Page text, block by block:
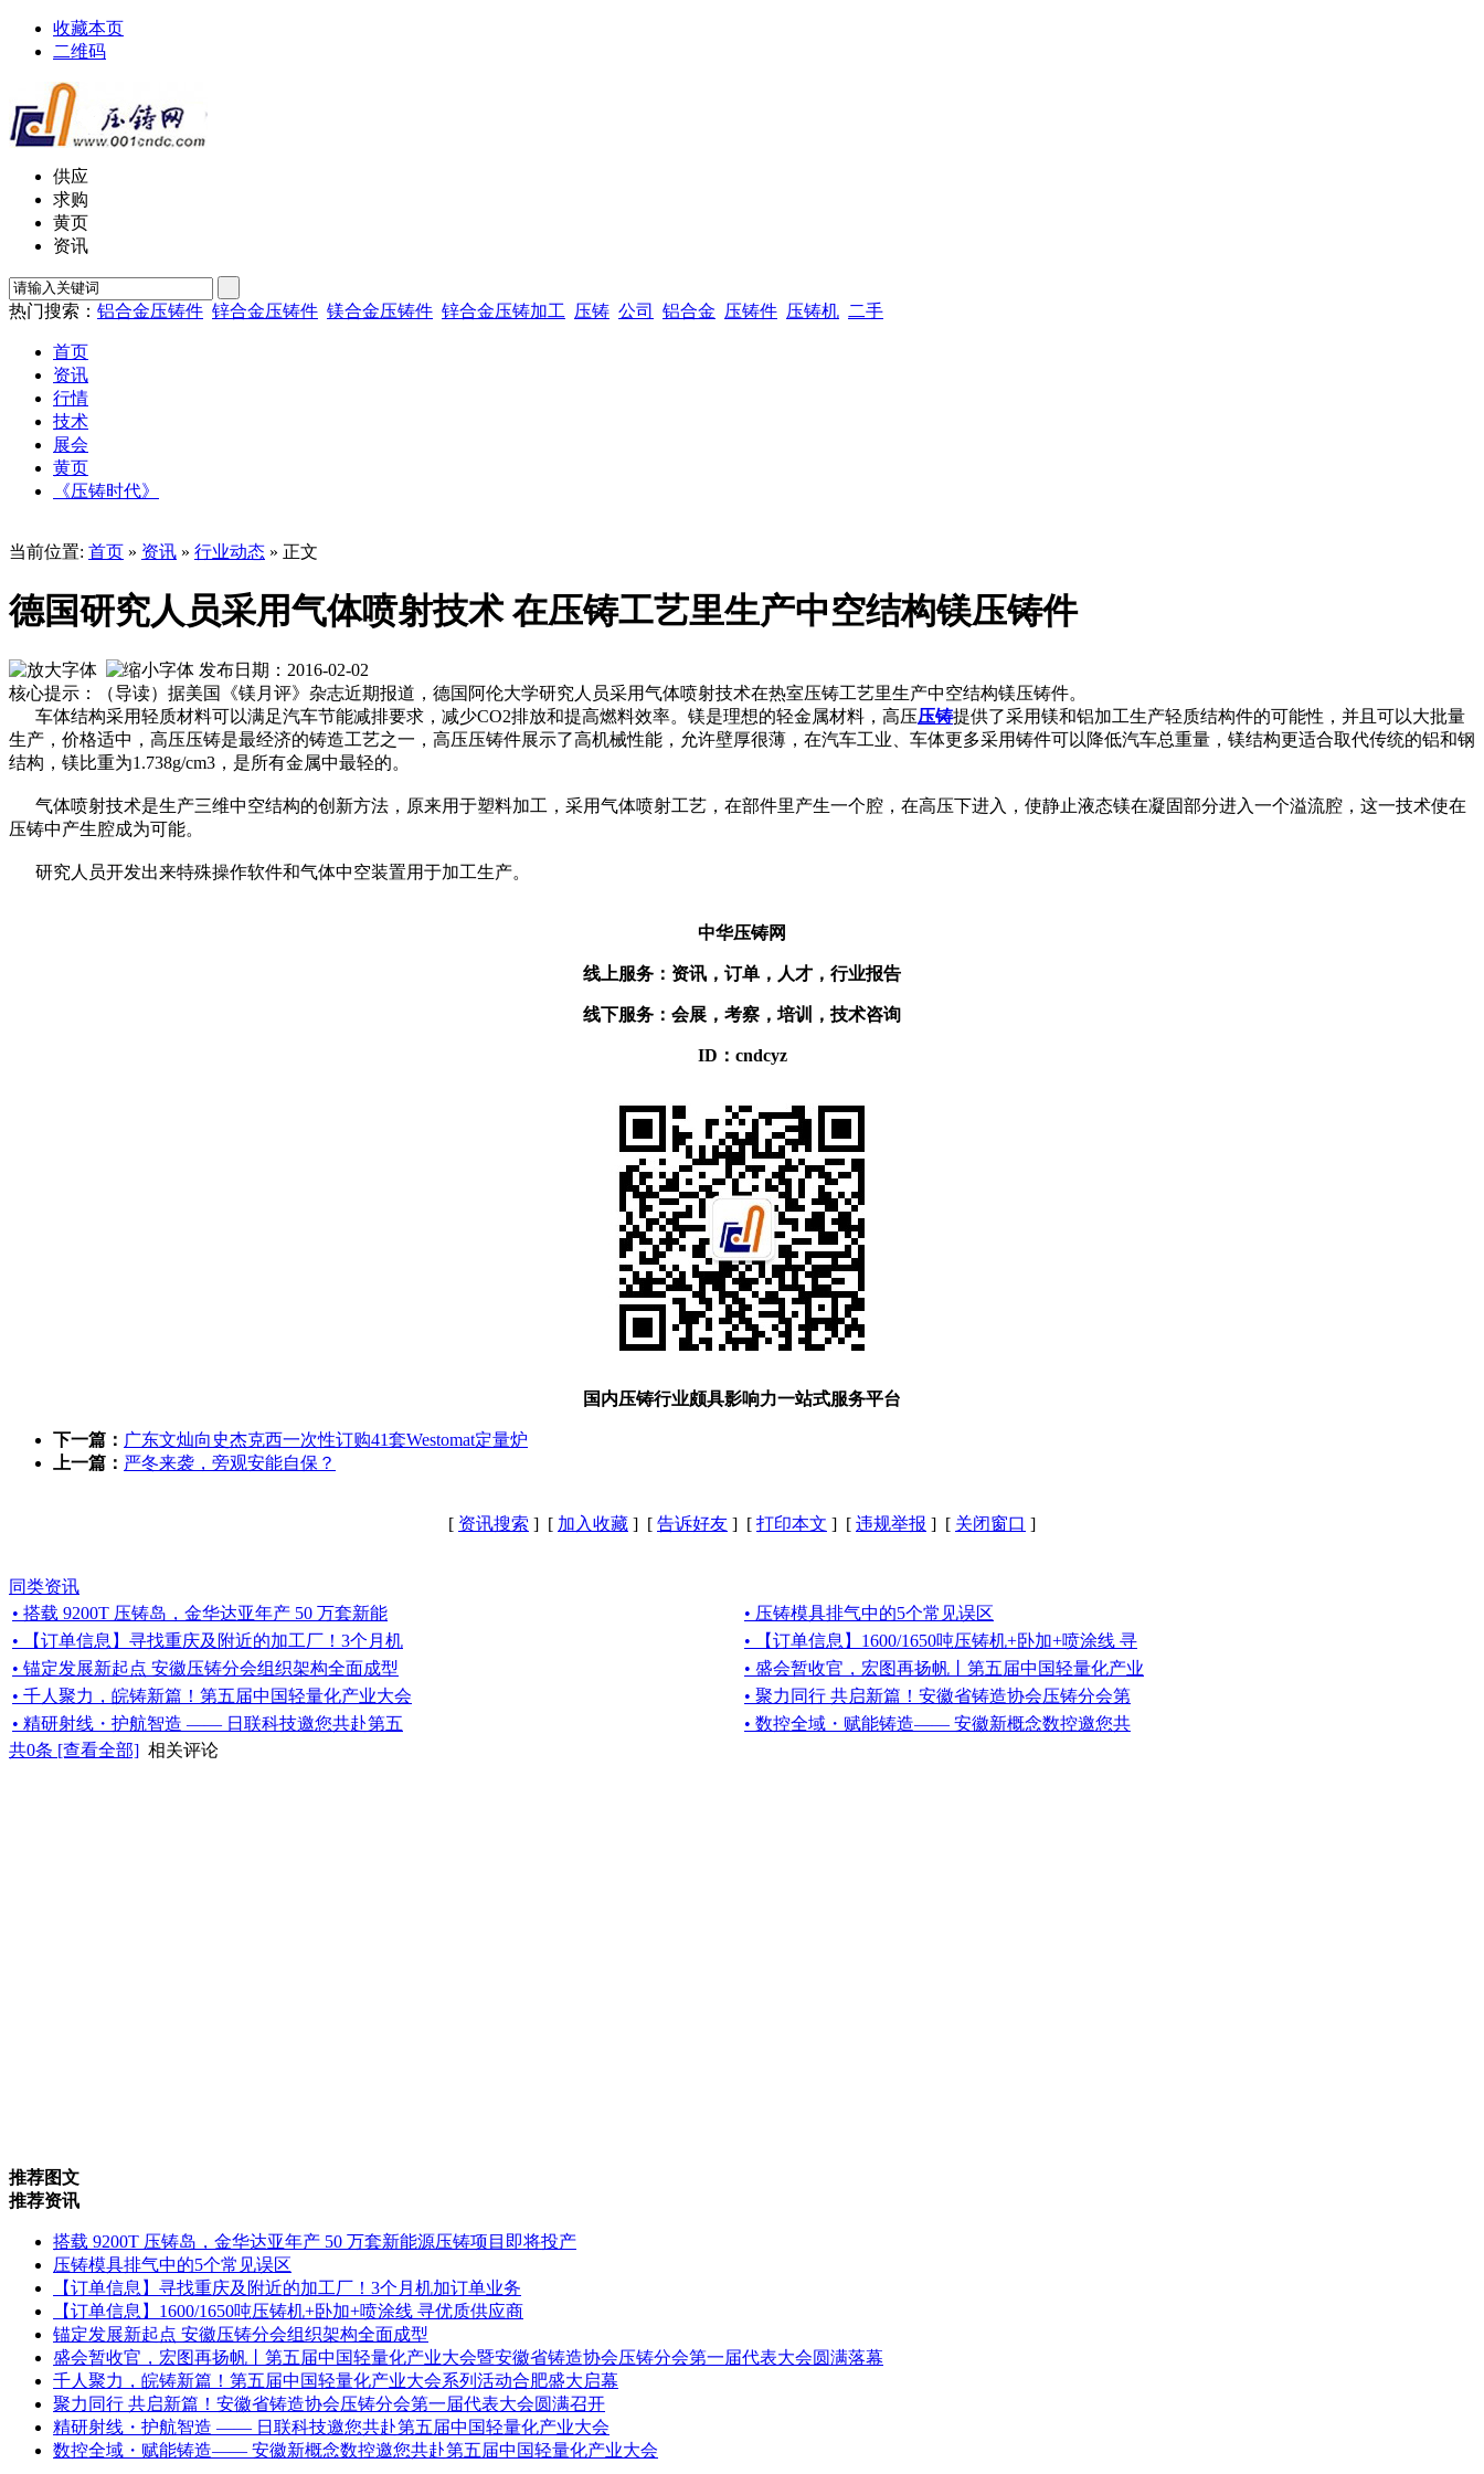
收藏本页
二维码
供应
求购
黄页
资讯
热门搜索： 铝合金压铸件 锌合金压铸件 镁合金压铸件 锌合金压铸加工 压铸 公司 铝合金 压铸件 压铸机 二手
首页
资讯
行情
技术
展会
黄页
《压铸时代》
当前位置: 首页 » 资讯 » 行业动态 » 正文
德国研究人员采用气体喷射技术 在压铸工艺里生产中空结构镁压铸件
发布日期：2016-02-02
核心提示：（导读）据美国《镁月评》杂志近期报道，德国阿伦大学研究人员采用气体喷射技术在热室压铸工艺里生产中空结构镁压铸件。
车体结构采用轻质材料可以满足汽车节能减排要求，减少CO2排放和提高燃料效率。镁是理想的轻金属材料，高压压铸提供了采用镁和铝加工生产轻质结构件的可能性，并且可以大批量
生产，价格适中，高压压铸是最经济的铸造工艺之一，高压压铸件展示了高机械性能，允许壁厚很薄，在汽车工业、车体更多采用铸件可以降低汽车总重量，镁结构更适合取代传统的铝和钢
结构，镁比重为1.738g/cm3，是所有金属中最轻的。
气体喷射技术是生产三维中空结构的创新方法，原来用于塑料加工，采用气体喷射工艺，在部件里产生一个腔，在高压下进入，使静止液态镁在凝固部分进入一个溢流腔，这一技术使在
压铸中产生腔成为可能。
研究人员开发出来特殊操作软件和气体中空装置用于加工生产。
中华压铸网
线上服务：资讯，订单，人才，行业报告
线下服务：会展，考察，培训，技术咨询
ID：cndcyz
国内压铸行业颇具影响力一站式服务平台
下一篇： 广东文灿向史杰克西一次性订购41套Westomat定量炉
上一篇： 严冬来袭，旁观安能自保？
[ 资讯搜索 ] [ 加入收藏 ] [ 告诉好友 ] [ 打印本文 ] [ 违规举报 ] [ 关闭窗口 ]
同类资讯
• 搭载 9200T 压铸岛，金华达亚年产 50 万套新能
• 压铸模具排气中的5个常见误区
• 【订单信息】寻找重庆及附近的加工厂！3个月机
• 【订单信息】1600/1650吨压铸机+卧加+喷涂线 寻
• 锚定发展新起点 安徽压铸分会组织架构全面成型
• 盛会暂收官，宏图再扬帆丨第五届中国轻量化产业
• 千人聚力，皖铸新篇！第五届中国轻量化产业大会
• 聚力同行 共启新篇！安徽省铸造协会压铸分会第
• 精研射线・护航智造 —— 日联科技邀您共赴第五
• 数控全域・赋能铸造—— 安徽新概念数控邀您共
共0条 [查看全部] 相关评论
推荐图文
推荐资讯
搭载 9200T 压铸岛，金华达亚年产 50 万套新能源压铸项目即将投产
压铸模具排气中的5个常见误区
【订单信息】寻找重庆及附近的加工厂！3个月机加订单业务
【订单信息】1600/1650吨压铸机+卧加+喷涂线 寻优质供应商
锚定发展新起点 安徽压铸分会组织架构全面成型
盛会暂收官，宏图再扬帆丨第五届中国轻量化产业大会暨安徽省铸造协会压铸分会第一届代表大会圆满落幕
千人聚力，皖铸新篇！第五届中国轻量化产业大会系列活动合肥盛大启幕
聚力同行 共启新篇！安徽省铸造协会压铸分会第一届代表大会圆满召开
精研射线・护航智造 —— 日联科技邀您共赴第五届中国轻量化产业大会
数控全域・赋能铸造—— 安徽新概念数控邀您共赴第五届中国轻量化产业大会